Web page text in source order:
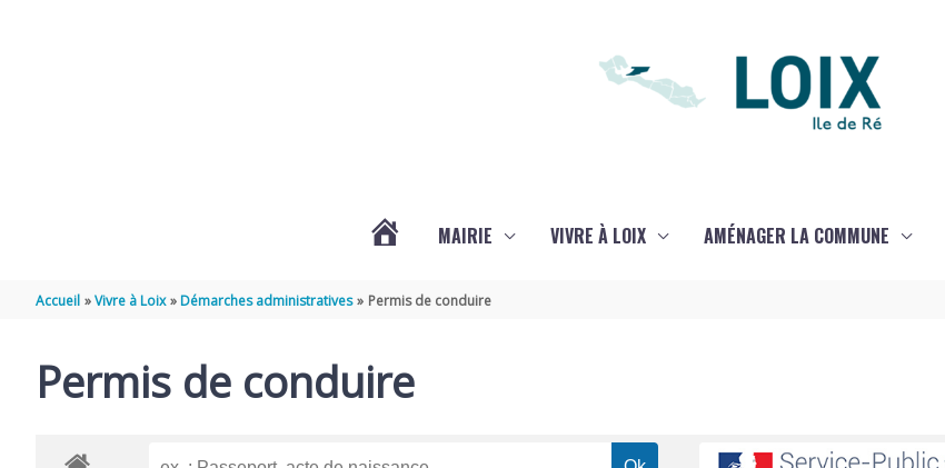
MAIRIE VIVRE À LOIX AMÉNAGER LA COMMUNE
Accueil Vivre à Loix Démarches administratives Permis de conduire
Permis de conduire